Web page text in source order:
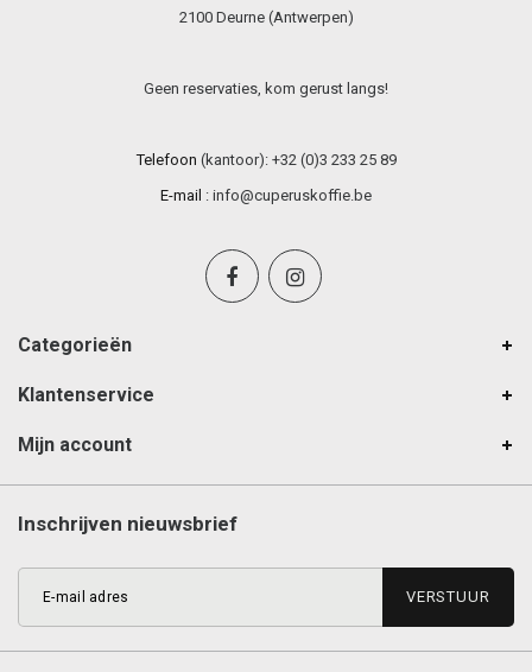
2100 Deurne (Antwerpen)
Geen reservaties, kom gerust langs!
Telefoon (kantoor): +32 (0)3 233 25 89
E-mail : info@cuperuskoffie.be
Categorieën
Klantenservice
Mijn account
Inschrijven nieuwsbrief
VERSTUUR